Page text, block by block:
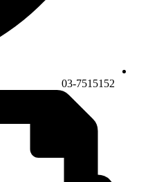
03-7515152